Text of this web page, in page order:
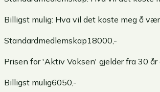
Billigst mulig: Hva vil det koste meg å
Standardmedlemskap18000,-
Prisen for 'Aktiv Voksen' gjelder fra 30
Billigst mulig6050,-